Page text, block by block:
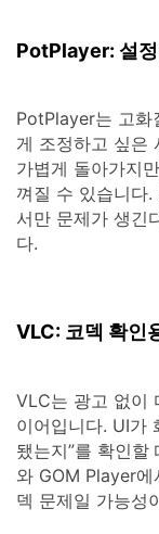
PotPlayer: 설정
PotPlayer는 고화
게 조정하고 싶은
가볍게 돌아가지
껴질 수 있습니다
서만 문제가 생긴
다.
VLC: 코덱 확인
VLC는 광고 없이
이어입니다. UI가
됐는지”를 확인할
와 GOM Player
덱 문제일 가능성